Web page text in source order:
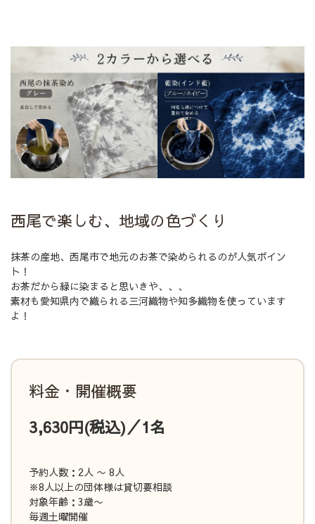
西尾で楽しむ、地域の色づくり
抹茶の産地、西尾市で地元のお茶で染められるのが人気ポイン
ト！
お茶だから緑に染まると思いきや、、、
素材も愛知県内で織られる三河織物や知多織物を使っています
よ！
料金・開催概要
3,630円(税込)／1名
予約人数：2人 〜 8人
※8人以上の団体様は貸切要相談
対象年齢：3歳〜
毎週土曜開催